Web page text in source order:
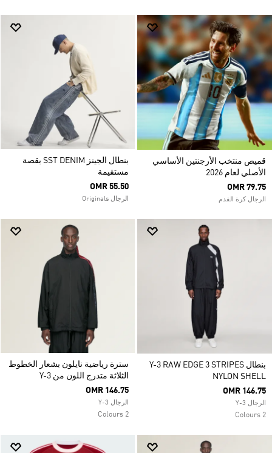
قميص منتخب الأرجنتين الأساسي
الأصلي لعام 2026
OMR 79.75
الرجال كرة القدم
بنطال الجينز SST DENIM بقصة
مستقيمة
OMR 55.50
الرجال Originals
بنطال Y-3 RAW EDGE 3 STRIPES
NYLON SHELL
OMR 146.75
الرجال Y-3
2 Colours
سترة رياضية نايلون بشعار الخطوط
الثلاثة متدرج اللون من Y-3
OMR 146.75
الرجال Y-3
2 Colours